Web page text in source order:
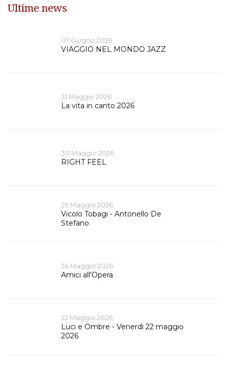
Ultime news
07 Giugno 2026
VIAGGIO NEL MONDO JAZZ
31 Maggio 2026
La vita in canto 2026
30 Maggio 2026
RIGHT FEEL
29 Maggio 2026
Vicolo Tobagi - Antonello De
Stefano
24 Maggio 2026
Amici all'Opera
22 Maggio 2026
Luci e Ombre - Venerdì 22 maggio
2026